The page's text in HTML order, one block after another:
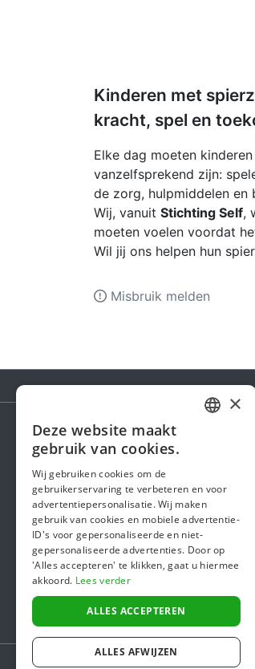
Kinderen met
kracht, spel en
Elke dag moeten
vanzelfsprekend zijn:
de zorg, hulpmiddelen en
Wij, vanuit Stichting Self,
moeten voelen voordat
Wil jij ons helpen hun
Misbruik melden
Steunactie
Over ons
In de media
Veiligheid &
Algemene voorwaarden
Privacybeleid
Cookiebeleid
ENGLISH
×
Deze website maakt
gebruik van cookies.
Wij gebruiken cookies om de
gebruikerservaring te verbeteren en voor
advertentiepersonalisatie. Wij maken
gebruik van cookies en mobiele advertentie-
ID's voor gepersonaliseerde en niet-
gepersonaliseerde advertenties. Door op
'Alles accepteren' te klikken, gaat u hiermee
akkoord. Lees verder
ALLES ACCEPTEREN
ALLES AFWIJZEN